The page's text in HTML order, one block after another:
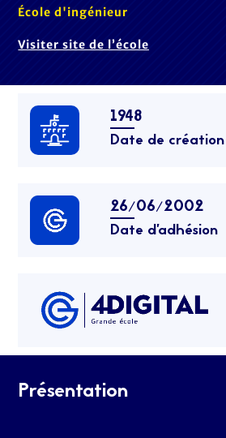
École d'ingénieur
Visiter site de l’école
1948
Date de création
26/06/2002
Date d’adhésion
Présentation